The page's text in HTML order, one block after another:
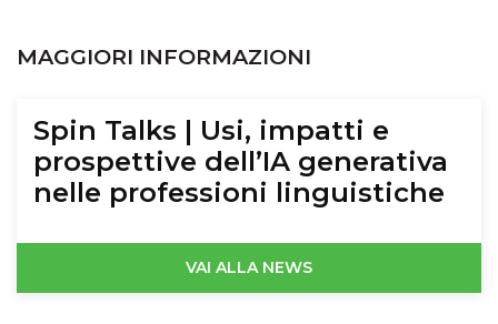
MAGGIORI INFORMAZIONI
Spin Talks | Usi, impatti e
prospettive dell’IA generativa
nelle professioni linguistiche
VAI ALLA NEWS